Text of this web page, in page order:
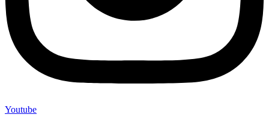
Youtube